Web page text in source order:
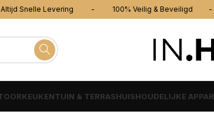
Snelle Levering - 100% Veilig & Beveiligd -
KEUKENTUIN & TERRASHUISHOUDELIJKE